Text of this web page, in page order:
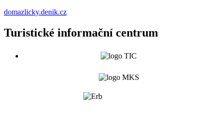
domazlicky.denik.cz
Turistické informační centrum